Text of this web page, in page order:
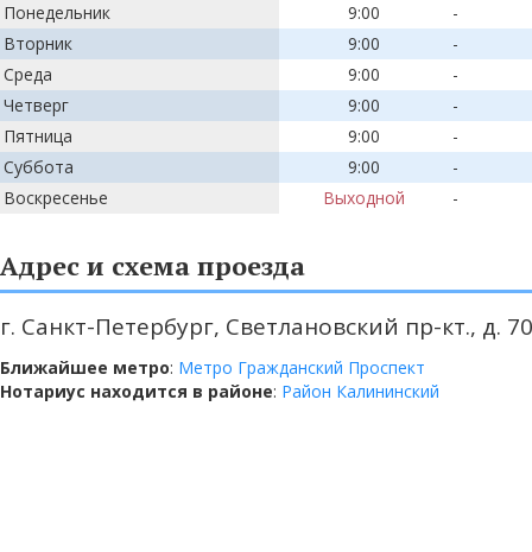
Понедельник
9:00
-
Вторник
9:00
-
Среда
9:00
-
Четверг
9:00
-
Пятница
9:00
-
Суббота
9:00
-
Воскресенье
Выходной -
Адрес и схема проезда
г. Санкт-Петербург, Светлановский пр-кт., д.
Ближайшее метро: Метро Гражданский Проспект
Нотариус находится в районе: Район Калининский